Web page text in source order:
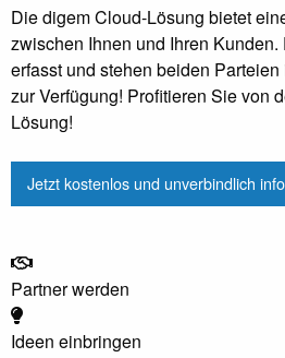
Die digem Cloud-Lösung bietet
zwischen Ihnen und Ihren
erfasst und stehen beiden
zur Verfügung! Profitieren Sie von
Lösung!
Jetzt kostenlos und unverbindlich
Partner werden
Ideen einbringen